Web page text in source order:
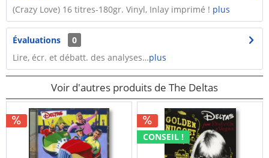
(Crazy Love) 16 titres-180gr. Vinyl, Inlay imprimé ! plus
Évaluations
0
Lire, écr. et débatt. des analyses…plus
Voir d'autres produits de The Deltas
CONSEIL !